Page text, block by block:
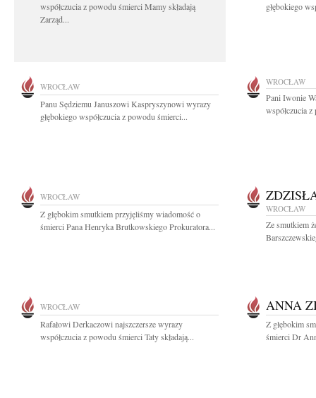
współczucia z powodu śmierci Mamy składają
Zarząd...
głębokiego
WROCŁAW
Panu Sędziemu Januszowi Kaspryszynowi wyrazy
głębokiego współczucia z powodu śmierci...
WROCŁAW
Pani Iwonie
współczucia
WROCŁAW
Z głębokim smutkiem przyjęliśmy wiadomość o
śmierci Pana Henryka Brutkowskiego Prokuratora...
WROCŁAW
Ze smutkiem
WROCŁAW
Rafałowi Derkaczowi najszczersze wyrazy
współczucia z powodu śmierci Taty składają...
ANNA
Z głębokim
śmierci Dr